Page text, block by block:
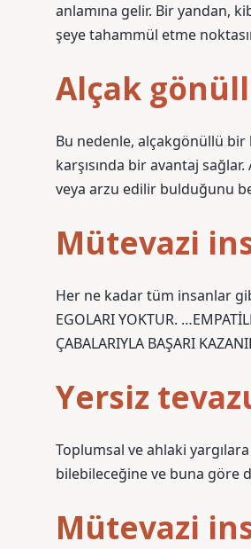
anlamına gelir. Bir yandan,
şeye tahammül etme
Alçak
Bu nedenle, alçakgönüllü
karşısında bir avantaj
veya arzu edilir bulduğunu
Mütevazi
Her ne kadar tüm insanlar
EGOLARI YOKTUR.
ÇABALARIYLA BAŞARI
Yersiz
Toplumsal ve ahlaki
bilebileceğine ve buna göre
Mütevazi